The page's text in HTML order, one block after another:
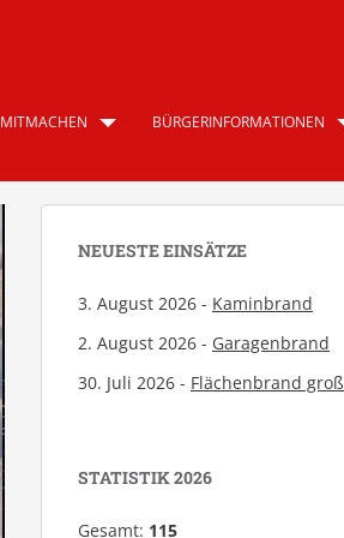
MITMACHEN BÜRGERINFORMATIONEN
NEUESTE EINSÄTZE
3. August 2026 - Kaminbrand
2. August 2026 - Garagenbrand
30. Juli 2026 - Flächenbrand groß
STATISTIK 2026
Gesamt: 115